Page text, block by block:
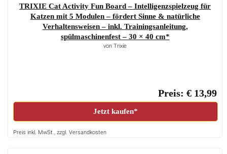
TRIXIE Cat Activity Fun Board – Intelligenzspielzeug für
Katzen mit 5 Modulen – fördert Sinne & natürliche
Verhaltensweisen – inkl. Trainingsanleitung,
spülmaschinenfest – 30 × 40 cm*
von Trixie
Preis: € 13,99
Jetzt kaufen*
Preis inkl. MwSt., zzgl. Versandkosten